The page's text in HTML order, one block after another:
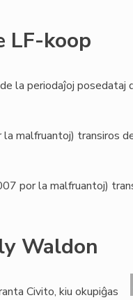
LF-koop
la periodaĵoj posedataj
malfruantoj) transiros
por la malfruantoj)
Waldon
Civito, kiu okupiĝas